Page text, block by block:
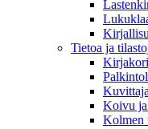
Tietoa ja
Koivu ja
Kolmen